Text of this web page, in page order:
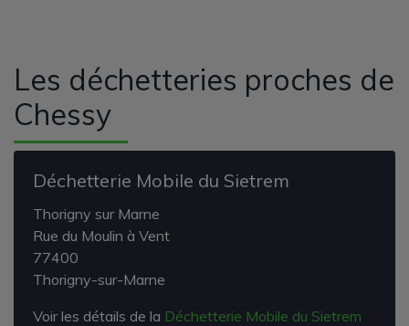
Les déchetteries proches de
Chessy
Déchetterie Mobile du Sietrem
Thorigny sur Marne
Rue du Moulin à Vent
77400
Thorigny-sur-Marne
Voir les détails de la Déchetterie Mobile du Sietrem